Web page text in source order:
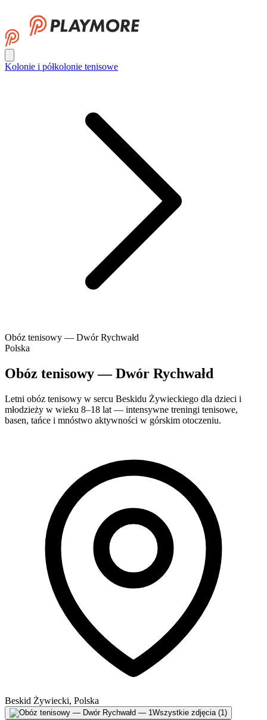
Kolonie i półkolonie tenisowe
Obóz tenisowy — Dwór Rychwałd
Polska
Obóz tenisowy — Dwór Rychwałd
Letni obóz tenisowy w sercu Beskidu Żywieckiego dla dzieci i
młodzieży w wieku 8–18 lat — intensywne treningi tenisowe,
basen, tańce i mnóstwo aktywności w górskim otoczeniu.
Beskid Żywiecki, Polska
Wszystkie zdjęcia (1)